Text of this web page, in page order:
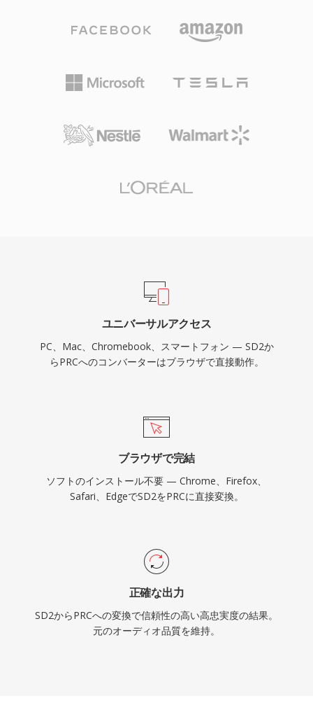
ユニバーサルアクセス
PC、Mac、Chromebook、スマートフォン — SD2か
らPRCへのコンバーターはブラウザで直接動作。
ブラウザで完結
ソフトのインストール不要 — Chrome、Firefox、
Safari、EdgeでSD2をPRCに直接変換。
正確な出力
SD2からPRCへの変換で信頼性の高い高忠実度の結果。
元のオーディオ品質を維持。